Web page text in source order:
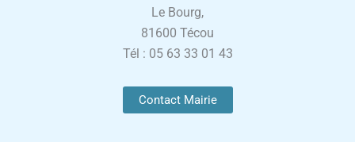
Le Bourg,
81600 Técou
Tél : 05 63 33 01 43
Contact Mairie